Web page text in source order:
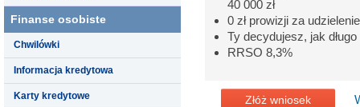
Finanse osobiste
Chwilówki
Informacja kredytowa
Karty kredytowe
40 000 zł
0 zł prowizji za
Ty decydujesz, jak
RRSO 8,3%
Złóż wniosek